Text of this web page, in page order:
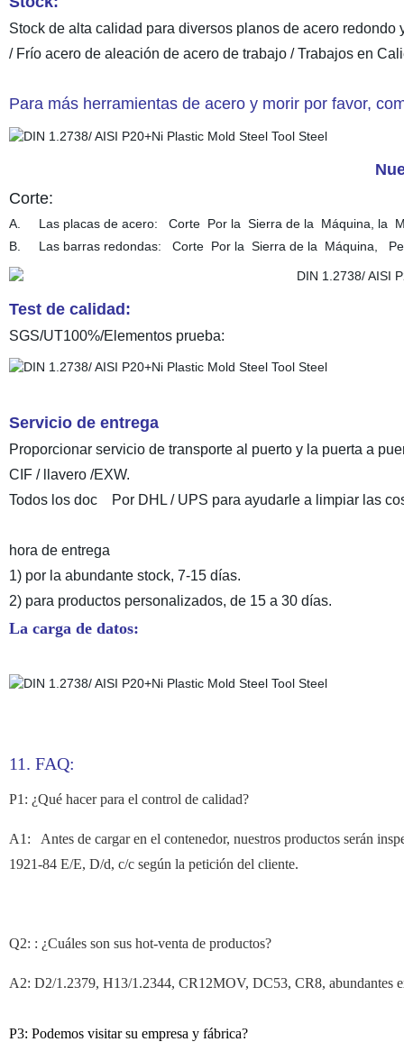
Stock de alta calidad para diversos planos de acero redondo
/ Frío acero de aleación de acero de trabajo / Trabajos en
Para más herramientas de acero y morir por favor,
Corte:
A. Las placas de acero: Corte Por la Sierra de la Máquina, la
B. Las barras redondas: Corte Por la Sierra de la Máquina,
Test de calidad:
SGS/UT100%/Elementos prueba:
Servicio de entrega
Proporcionar servicio de transporte al puerto y la puerta a
CIF / llavero /EXW.
Todos los doc Por DHL / UPS para ayudarle a limpiar las
hora de entrega
1) por la abundante stock, 7-15 días.
2) para productos personalizados, de 15 a 30 días.
La carga de datos:
11. FAQ:
P1: ¿Qué hacer para el control de calidad?
A1: Antes de cargar en el contenedor, nuestros productos serán
1921-84 E/E, D/d, c/c según la petición del cliente.
Q2: : ¿Cuáles son sus hot-venta de productos?
A2: D2/1.2379, H13/1.2344, CR12MOV, DC53, CR8, abundantes
P3: Podemos visitar su empresa y fábrica?